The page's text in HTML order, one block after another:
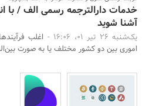
خدمات دارالترجمه رسمی الف / با
آشنا شوید
یک‌شنبه 26 تیر 01، 16:06 -
اغلب
اموری بین دو کشور مختلف یا به صورت